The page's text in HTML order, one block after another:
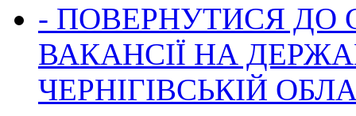
- ПОВЕРНУТИСЯ ДО
ВАКАНСІЇ НА
ЧЕРНІГІВСЬКІЙ